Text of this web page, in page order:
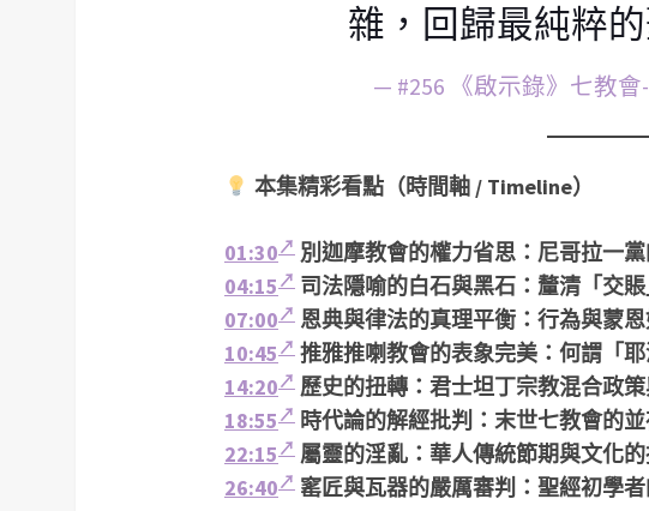
雜，回歸最純粹
— #256 《啟示錄》七教
本集精彩看點（時間軸 / Timeline）
01:30
別迦摩教會的權力省思：尼哥拉一
04:15
司法隱喻的白石與黑石：釐清「交
07:00
恩典與律法的真理平衡：行為與蒙
10:45
推雅推喇教會的表象完美：何謂「
14:20
歷史的扭轉：君士坦丁宗教混合政
18:55
時代論的解經批判：末世七教會的
22:15
屬靈的淫亂：華人傳統節期與文化
26:40
窰匠與瓦器的嚴厲審判：聖經初學